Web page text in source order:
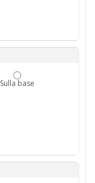
Sulla base